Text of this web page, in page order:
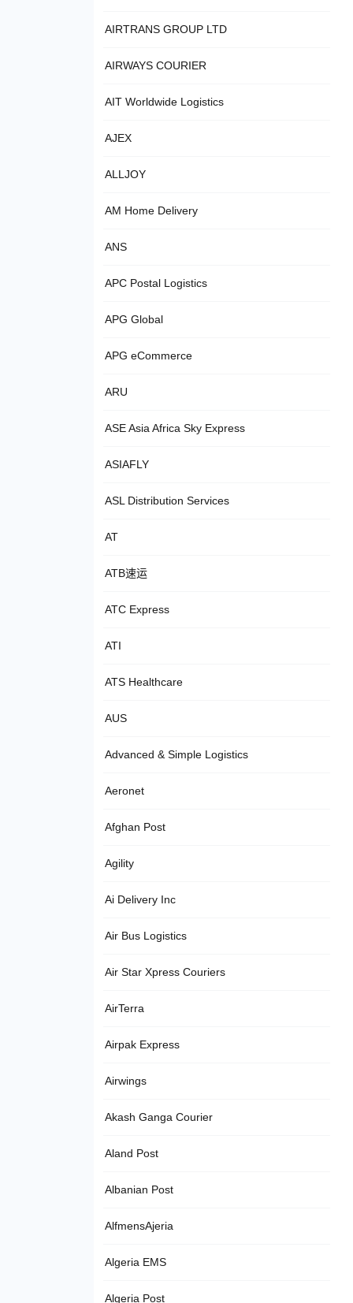
AIRTRANS GROUP LTD
AIRWAYS COURIER
AIT Worldwide Logistics
AJEX
ALLJOY
AM Home Delivery
ANS
APC Postal Logistics
APG Global
APG eCommerce
ARU
ASE Asia Africa Sky Express
ASIAFLY
ASL Distribution Services
AT
ATB速运
ATC Express
ATI
ATS Healthcare
AUS
Advanced & Simple Logistics
Aeronet
Afghan Post
Agility
Ai Delivery Inc
Air Bus Logistics
Air Star Xpress Couriers
AirTerra
Airpak Express
Airwings
Akash Ganga Courier
Aland Post
Albanian Post
AlfmensAjeria
Algeria EMS
Algeria Post